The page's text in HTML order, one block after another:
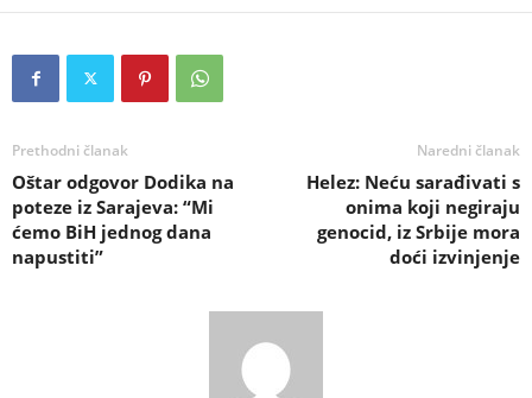
Prethodni članak
Oštar odgovor Dodika na
poteze iz Sarajeva: “Mi
ćemo BiH jednog dana
napustiti”
Naredni članak
Helez: Neću sarađivati s
onima koji negiraju
genocid, iz Srbije mora
doći izvinjenje